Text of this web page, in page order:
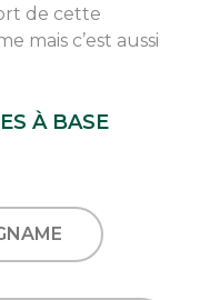
de cette
mais c’est aussi
À BASE